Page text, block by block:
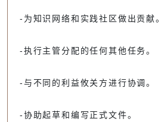
-为知识网络和实践社区做出贡献。
-执行主管分配的任何其他任务。
-与不同的利益攸关方进行协调。
-协助起草和编写正式文件。